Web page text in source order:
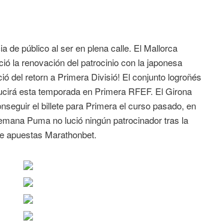
de público al ser en plena calle. El Mallorca
la renovación del patrocinio con la japonesa
del retorn a Primera Divisió! El conjunto logroñés
esta temporada en Primera RFEF. El Girona
el billete para Primera el curso pasado, en
Puma no lució ningún patrocinador tras la
apuestas Marathonbet.